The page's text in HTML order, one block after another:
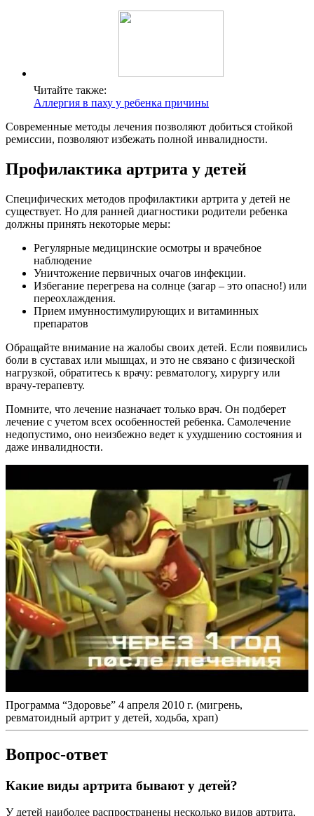
Читайте также:
Аллергия в паху у ребенка причины
Современные методы лечения позволяют добиться стойкой
ремиссии, позволяют избежать полной инвалидности.
Профилактика артрита у детей
Специфических методов профилактики артрита у детей не
существует. Но для ранней диагностики родители ребенка
должны принять некоторые меры:
Регулярные медицинские осмотры и врачебное
наблюдение
Уничтожение первичных очагов инфекции.
Избегание перегрева на солнце (загар – это опасно!) или
переохлаждения.
Прием имунностимулирующих и витаминных
препаратов
Обращайте внимание на жалобы своих детей. Если появились
боли в суставах или мышцах, и это не связано с физической
нагрузкой, обратитесь к врачу: ревматологу, хирургу или
врачу-терапевту.
Помните, что лечение назначает только врач. Он подберет
лечение с учетом всех особенностей ребенка. Самолечение
недопустимо, оно неизбежно ведет к ухудшению состояния и
даже инвалидности.
Программа “Здоровье” 4 апреля 2010 г. (мигрень,
ревматоидный артрит у детей, ходьба, храп)
Вопрос-ответ
Какие виды артрита бывают у детей?
У детей наиболее распространены несколько видов артрита,